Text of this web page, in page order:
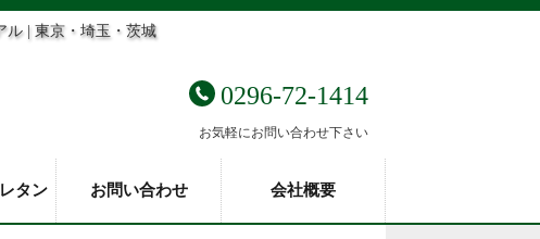
ル | 東京・埼玉・茨城
0296-72-1414
お気軽にお問い合わせ下さい
タン お問い合わせ 会社概要